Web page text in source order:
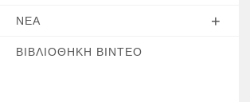
ΝΈΑ
ΒΙΒΛΙΟΘΉΚΗ ΒΊΝΤΕΟ